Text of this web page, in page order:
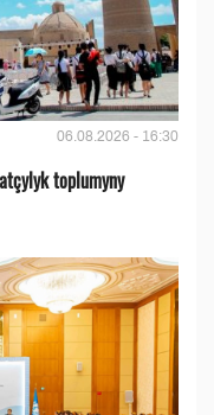
06.08.2026 - 16:30
toplumyny